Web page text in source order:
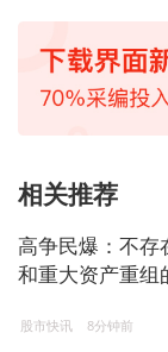
相关推荐
高争民爆：不存
和重大资产重组
股市快讯 8分钟前